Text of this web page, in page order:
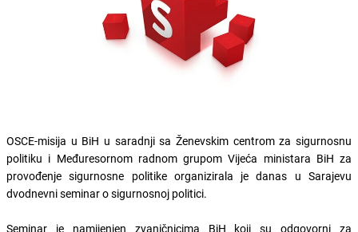
OSCE-misija u BiH u saradnji sa Ženevskim centrom za sigurnosnu
politiku i Međuresornom radnom grupom Vijeća ministara BiH za
provođenje sigurnosne politike organizirala je danas u Sarajevu
dvodnevni seminar o sigurnosnoj politici.
Seminar je namijenjen zvaničnicima BiH koji su odgovorni za